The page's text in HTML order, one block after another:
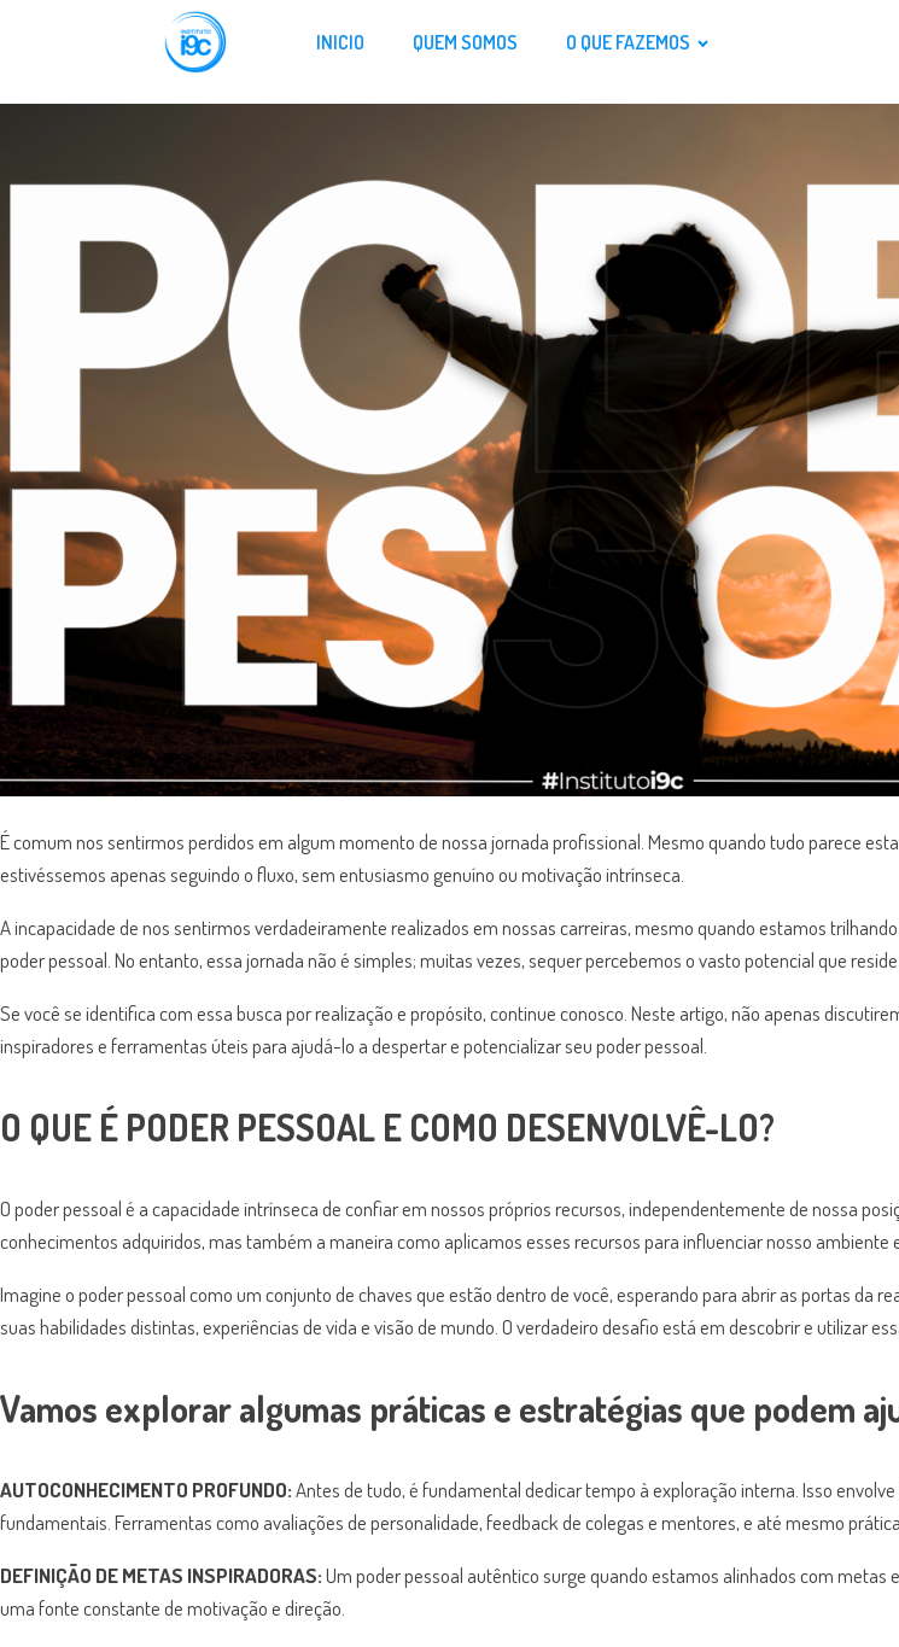
INICIO QUEM SOMOS O QUE FAZEMOS
É comum nos sentirmos perdidos em algum momento de nossa jornada profissional. Mesmo quando tudo parece
estivéssemos apenas seguindo o fluxo, sem entusiasmo genuíno ou motivação intrínseca.
A incapacidade de nos sentirmos verdadeiramente realizados em nossas carreiras, mesmo quando estamos
poder pessoal. No entanto, essa jornada não é simples; muitas vezes, sequer percebemos o vasto potencial que
Se você se identifica com essa busca por realização e propósito, continue conosco. Neste artigo, não apenas
inspiradores e ferramentas úteis para ajudá-lo a despertar e potencializar seu poder pessoal.
O QUE É PODER PESSOAL E COMO DESENVOLVÊ-LO?
O poder pessoal é a capacidade intrínseca de confiar em nossos próprios recursos, independentemente de nossa
conhecimentos adquiridos, mas também a maneira como aplicamos esses recursos para influenciar nosso ambiente
Imagine o poder pessoal como um conjunto de chaves que estão dentro de você, esperando para abrir as portas da
suas habilidades distintas, experiências de vida e visão de mundo. O verdadeiro desafio está em descobrir e utilizar
Vamos explorar algumas práticas e estratégias que podem
AUTOCONHECIMENTO PROFUNDO:Antes de tudo, é fundamental dedicar tempo à exploração interna. Isso
fundamentais. Ferramentas como avaliações de personalidade, feedback de colegas e mentores, e até mesmo
DEFINIÇÃO DE METAS INSPIRADORAS:Um poder pessoal autêntico surge quando estamos alinhados com
uma fonte constante de motivação e direção.